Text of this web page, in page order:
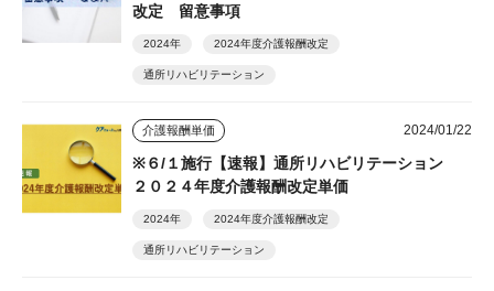
改定 留意事項
2024年 2024年度介護報酬改定
通所リハビリテーション
介護報酬単価 2024/01/22
※６/１施行【速報】通所リハビリテーション
２０２４年度介護報酬改定単価
2024年 2024年度介護報酬改定
通所リハビリテーション